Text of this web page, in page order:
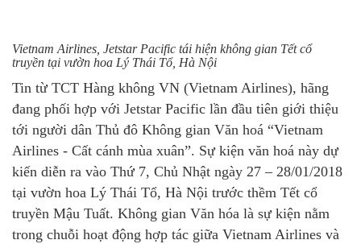
Vietnam Airlines, Jetstar Pacific tái hiện không gian Tết cổ
truyền tại vườn hoa Lý Thái Tổ, Hà Nội
Tin từ TCT Hàng không VN (Vietnam Airlines), hãng
đang phối hợp với Jetstar Pacific lần đầu tiên giới thiệu
tới người dân Thủ đô Không gian Văn hoá “Vietnam
Airlines - Cất cánh mùa xuân”. Sự kiện văn hoá này dự
kiến diễn ra vào Thứ 7, Chủ Nhật ngày 27 – 28/01/2018
tại vườn hoa Lý Thái Tổ, Hà Nội trước thềm Tết cổ
truyền Mậu Tuất. Không gian Văn hóa là sự kiện nằm
trong chuỗi hoạt động hợp tác giữa Vietnam Airlines và